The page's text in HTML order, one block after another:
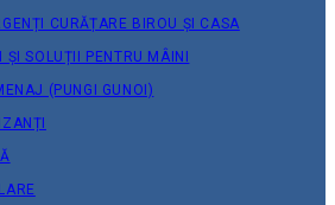
CURĂȚARE BIROU ȘI CASA
ȘI SOLUȚII PENTRU MÂINI
(PUNGI GUNOI)